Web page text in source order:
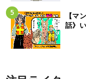
【マ
話》